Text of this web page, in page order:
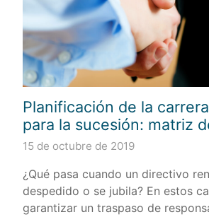
Planificación de la
para la sucesión: matriz
15 de octubre de 2019
¿Qué pasa cuando un directivo
despedido o se jubila? En estos
garantizar un traspaso de